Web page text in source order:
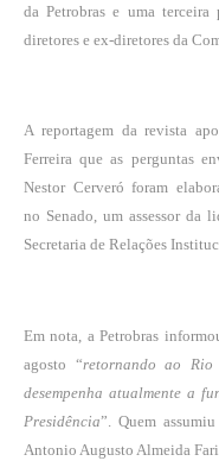
daPetrobras e uma terceira
diretores e ex-diretores da
A reportagem da revista
Ferreira que as perguntas
Nestor Cerveró foram
no Senado, um assessor da
Secretaria de Relações
Em nota, a Petrobras
agosto “retornando ao
desempenha atualmente a
Presidência”. Quem
Antonio Augusto Almeida